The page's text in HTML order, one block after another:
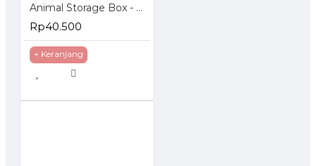
Animal Storage Box - Bangku Anak - Tempat Penyimpanan Mainan
Rp40.500
+ Keranjang